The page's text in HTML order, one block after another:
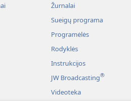
Žurnalai
Sueigų programa
Programėlės
Rodyklės
Instrukcijos
JW Broadcasting®
Videoteka